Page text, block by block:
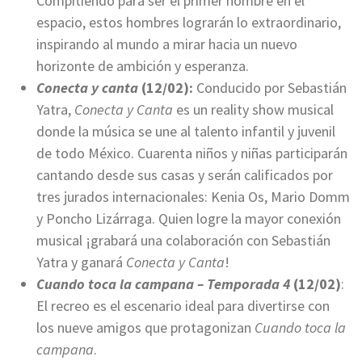
espacio, estos hombres lograrán lo extraordinario,
inspirando al mundo a mirar hacia un nuevo
horizonte de ambición y esperanza.
Conecta y canta (12/02): Conducido por Sebastián
Yatra, Conecta y Canta es un reality show musical
donde la música se une al talento infantil y juvenil
de todo México. Cuarenta niños y niñas participarán
cantando desde sus casas y serán calificados por
tres jurados internacionales: Kenia Os, Mario Domm
y Poncho Lizárraga. Quien logre la mayor conexión
musical ¡grabará una colaboración con Sebastián
Yatra y ganará Conecta y Canta!
Cuando toca la campana – Temporada 4 (12/02):
El recreo es el escenario ideal para divertirse con
los nueve amigos que protagonizan Cuando toca la
campana.